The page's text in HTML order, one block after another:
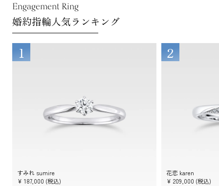
Engagement Ring
婚約指輪人気ランキング
1
すみれ sumire
¥ 187,000 (税込)
2
花恋 karen
¥209,000 (税込)